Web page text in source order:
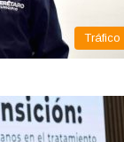
Tráfico